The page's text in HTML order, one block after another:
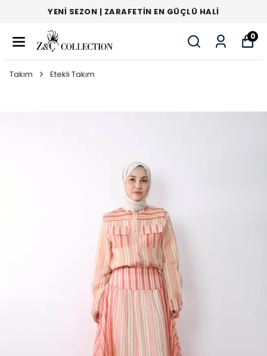
YENI SEZON | ZARAFETIN EN GÜÇLÜ HALI
0
Takım Etekli Takım